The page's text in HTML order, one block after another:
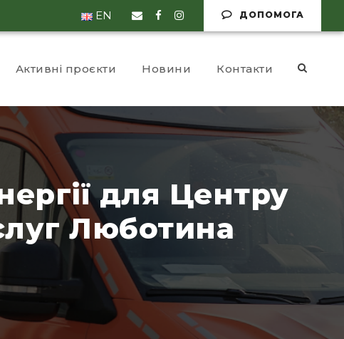
ДОПОМОГА
EN
Активні проєкти Новини Контакти
для Центру
Люботина